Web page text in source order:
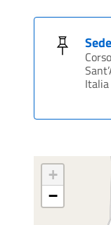
Italia
+
−